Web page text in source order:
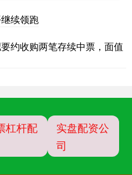
续领跑
约收购两笔存续中票，面值
杠杆配
实盘配资公
司